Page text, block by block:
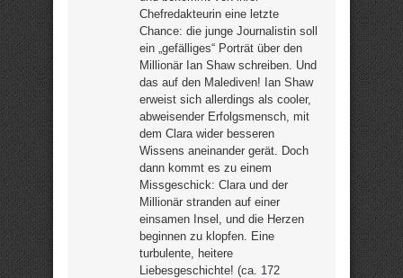
Chefredakteurin eine letzte
Chance: die junge Journalistin soll
ein „gefälliges“ Porträt über den
Millionär Ian Shaw schreiben. Und
das auf den Malediven! Ian Shaw
erweist sich allerdings als cooler,
abweisender Erfolgsmensch, mit
dem Clara wider besseren
Wissens aneinander gerät. Doch
dann kommt es zu einem
Missgeschick: Clara und der
Millionär stranden auf einer
einsamen Insel, und die Herzen
beginnen zu klopfen. Eine
turbulente, heitere
Liebesgeschichte! (ca. 172